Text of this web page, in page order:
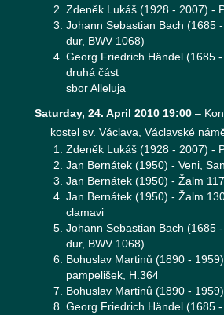
Zdeněk Lukáš (1928 - 2007) -
Johann Sebastian Bach (1685
dur, BWV 1068)
Georg Friedrich Händel (1685
druhá část
sbor Alleluja
Saturday, 24. April 2010 19:00 –
kostel sv. Václava, Václavské
Zdeněk Lukáš (1928 - 2007) -
Jan Bernátek (1950) - Veni,
Jan Bernátek (1950) - Žalm
Jan Bernátek (1950) - Žalm
clamavi
Johann Sebastian Bach (1685
dur, BWV 1068)
Bohuslav Martinů (1890 -
pampelišek, H.364
Bohuslav Martinů (1890 -
Georg Friedrich Händel (1685